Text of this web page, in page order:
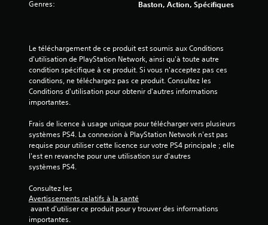
e
s
u
5
(
a
Genres: Baston, Action, Spécifiques
Le téléchargement de ce produit est soumis aux Conditions
d'utilisation de PlayStation Network, ainsi qu'à toute autre
condition spécifique à ce produit. Si vous n'acceptez pas ces
conditions, ne téléchargez pas ce produit. Consultez les
Conditions d'utilisation pour obtenir d'autres informations
importantes.
Frais de licence à usage unique pour télécharger vers plusieurs
systèmes PS4. La connexion à PlayStation Network n'est pas
requise pour utiliser cette licence sur votre PS4 principale ; elle
l'est en revanche pour une utilisation sur d'autres
systèmes PS4.
Consultez les
Avertissements relatifs à la santé
importantes.